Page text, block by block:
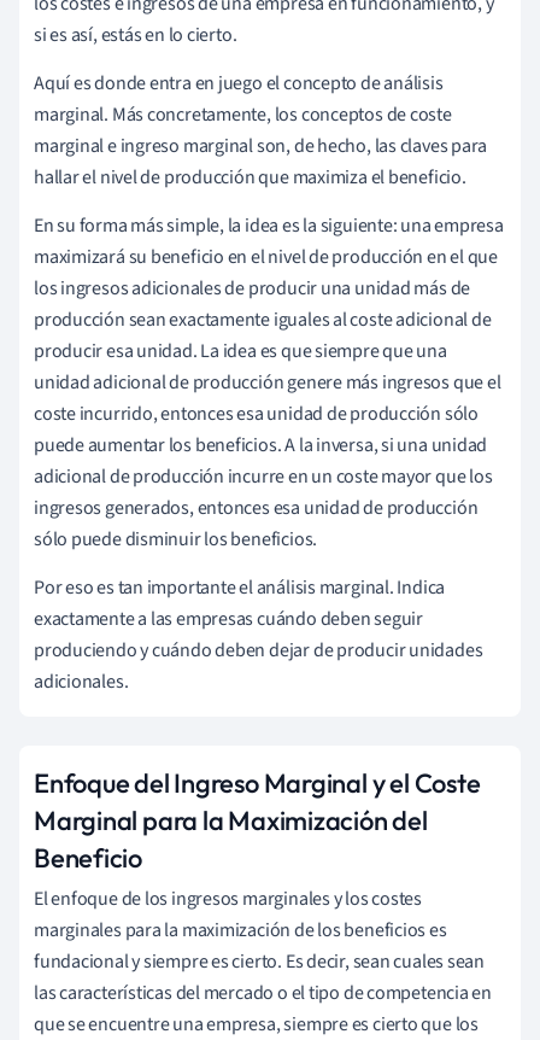
si es así, estás en lo cierto.
Aquí es donde entra en juego el concepto de análisis
marginal. Más concretamente, los conceptos de coste
marginal e ingreso marginal son, de hecho, las claves para
hallar el nivel de producción que maximiza el beneficio.
En su forma más simple, la idea es la siguiente: una empresa
maximizará su beneficio en el nivel de producción en el que
los ingresos adicionales de producir una unidad más de
producción sean exactamente iguales al coste adicional de
producir esa unidad. La idea es que siempre que una
unidad adicional de producción genere más ingresos que el
coste incurrido, entonces esa unidad de producción sólo
puede aumentar los beneficios. A la inversa, si una unidad
adicional de producción incurre en un coste mayor que los
ingresos generados, entonces esa unidad de producción
sólo puede disminuir los beneficios.
Por eso es tan importante el análisis marginal. Indica
exactamente a las empresas cuándo deben seguir
produciendo y cuándo deben dejar de producir unidades
adicionales.
Enfoque del Ingreso Marginal y el Coste
Marginal para la Maximización del
Beneficio
El enfoque de los ingresos marginales y los costes
marginales para la maximización de los beneficios es
fundacional y siempre es cierto. Es decir, sean cuales sean
las características del mercado o el tipo de competencia en
que se encuentre una empresa, siempre es cierto que los